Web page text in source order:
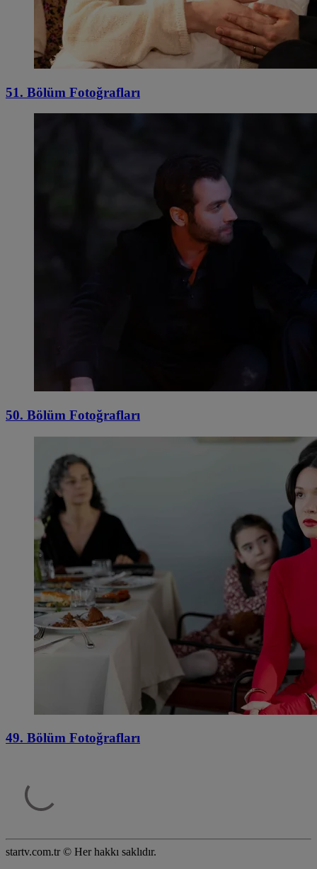
51. Bölüm Fotoğrafları
50. Bölüm Fotoğrafları
49. Bölüm Fotoğrafları
startv.com.tr © Her hakkı saklıdır.